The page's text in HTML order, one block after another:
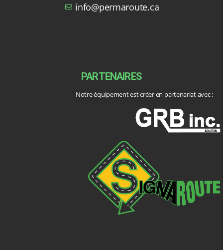
info@permaroute.ca
PARTENAIRES
Notre équipement est créer en partenariat avec :